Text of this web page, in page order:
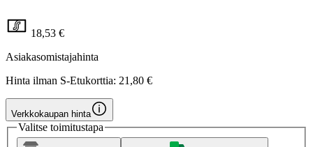
18,53 €
Asiakasomistajahinta
Hinta ilman S-Etukorttia: 21,80 €
Verkkokaupan hinta
Valitse toimitustapa